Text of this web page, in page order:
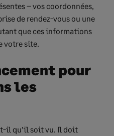
– vos coordonnées,
de rendez-vous ou une
que ces informations
votre site.
pour
les
il qu’il soit vu. Il doit